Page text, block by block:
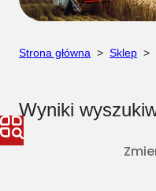
Strona główna > Sklep >
Wyniki